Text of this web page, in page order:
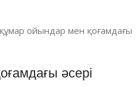
ойындар мен қоғамдағы
әсері